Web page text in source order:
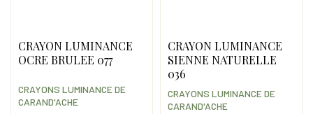
CRAYON LUMINANCE
OCRE BRULEE 077
CRAYONS LUMINANCE DE
CARAND'ACHE
CRAYON LUMINANCE
SIENNE NATURELLE
036
CRAYONS LUMINANCE DE
CARAND'ACHE